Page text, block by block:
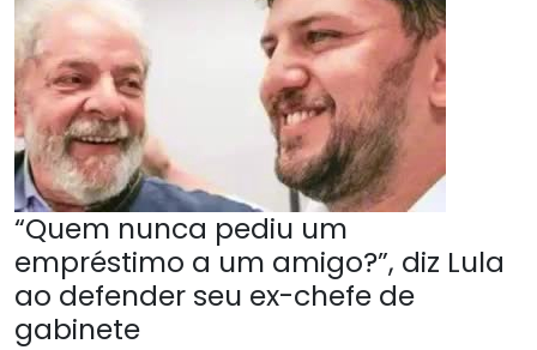
“Quem nunca pediu um
empréstimo a um amigo?”, diz Lula
ao defender seu ex-chefe de
gabinete